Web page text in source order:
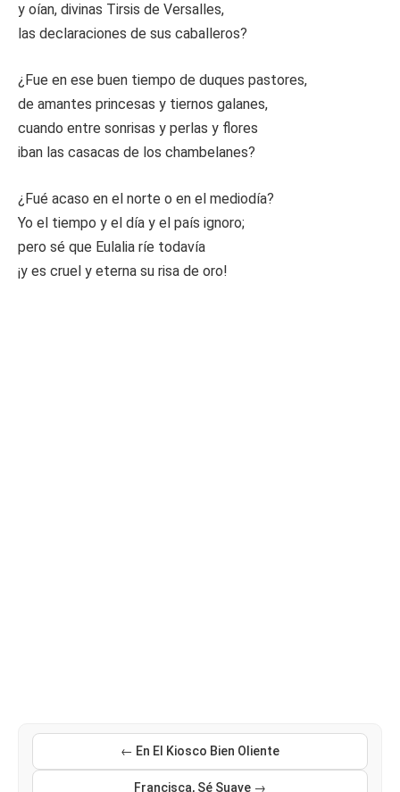
y oían, divinas Tirsis de Versalles,
las declaraciones de sus caballeros?
¿Fue en ese buen tiempo de duques pastores,
de amantes princesas y tiernos galanes,
cuando entre sonrisas y perlas y flores
iban las casacas de los chambelanes?
¿Fué acaso en el norte o en el mediodía?
Yo el tiempo y el día y el país ignoro;
pero sé que Eulalia ríe todavía
¡y es cruel y eterna su risa de oro!
← En El Kiosco Bien Oliente
Francisca, Sé Suave →